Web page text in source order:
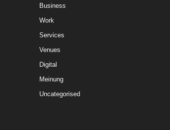
Business
Work
Services
Venues
Digital
Meinung
Uncategorised